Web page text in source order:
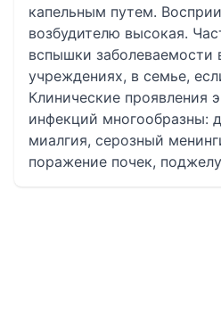
капельным путем.
возбудителю высокая.
вспышки заболеваемости
учреждениях, в семье,
Клинические проявления
инфекций многообразны:
миалгия, серозный
поражение почек,